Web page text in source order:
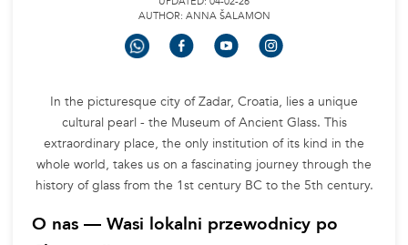
Museum of
Glass in Zadar